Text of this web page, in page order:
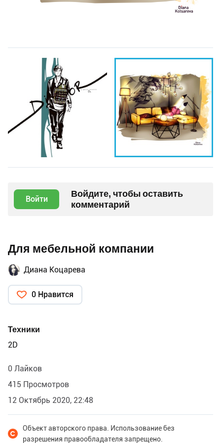
Войти
Войдите, чтобы оставить
комментарий
Для мебельной компании
Диана Коцарева
0 Нравится
Техники
2D
0 Лайков
415 Просмотров
12 Октябрь 2020, 22:48
Объект авторского права. Использование без
разрешения правообладателя запрещено.